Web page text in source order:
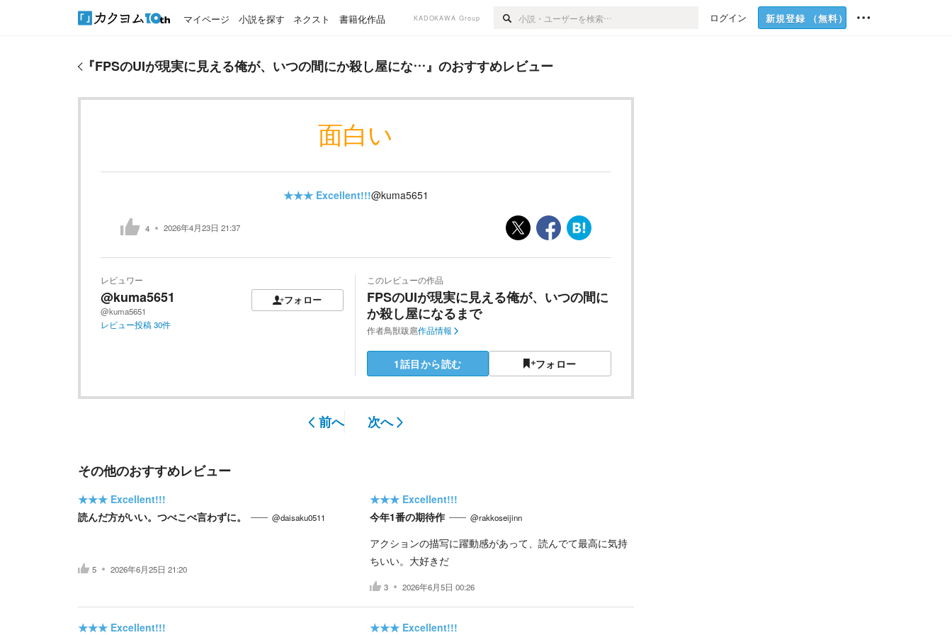
マイページ 小説を探す ネクスト 書籍化作品 KADOKAWA Group ログイン 新規登録 （無料）
『FPSのUIが現実に見える俺が、いつの間にか殺し屋にな…』のおすすめレビュー
面白い
★★★ Excellent!!!@kuma5651
4 2026年4月23日 21:37
レビュワー
@kuma5651
@kuma5651
フォロー
レビュー投稿30件
このレビューの作品
FPSのUIが現実に見える俺が、いつの間に
か殺し屋になるまで
作者鳥獣跋扈作品情報
1話目から読む フォロー
前へ 次へ
その他のおすすめレビュー
★★★ Excellent!!!
読んだ方がいい。つべこべ言わずに。
@daisaku0511
5 2026年6月25日 21:20
★★★ Excellent!!!
今年1番の期待作
@rakkoseijinn
アクションの描写に躍動感があって、読んでて最高に気持
ちいい。大好きだ
3 2026年6月5日 00:26
★★★ Excellent!!! ★★★ Excellent!!!